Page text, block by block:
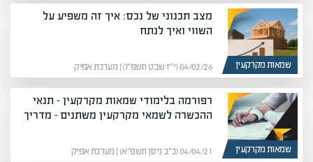
שמאות מקרקעין
מצב תכנוני של נכס: איך זה משפיע על
השווי ואיך לנתח
04/02/26 (י״ז שבט תשפ״ו) | מערכת אפיק
שמאות מקרקעין
רפורמה בלימודי שמאות מקרקעין – תנאי
ההכשרה לשמאי מקרקעין משתנים – מדריך
04/04/21 (כ״ב ניסן תשפ״א) | מערכת אפיק